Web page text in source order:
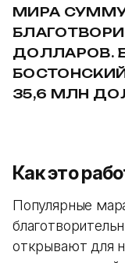
МИРА
ДОЛЛАРОВ.
35,6 МЛН
Как это
Популярные
открывают для